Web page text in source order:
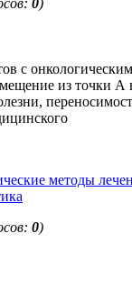
0)
с
из точки А
методы
0)